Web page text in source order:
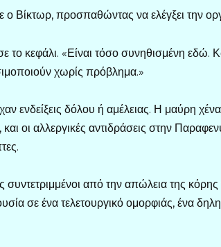
ο Βίκτωρ, προσπαθώντας να ελέγξει την
το κεφάλι. «Είναι τόσο συνηθισμένη εδώ.
χωρίς πρόβλημα.»
ενδείξεις δόλου ή αμέλειας. Η μαύρη
οι αλλεργικές αντιδράσεις στην
συντετριμμένοι από την απώλεια της
σε ένα τελετουργικό ομορφιάς, ένα